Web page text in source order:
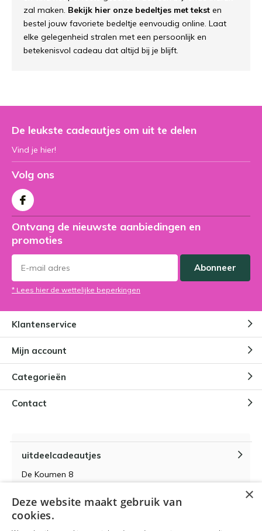
zal maken. Bekijk hier onze bedeltjes met tekst en
bestel jouw favoriete bedeltje eenvoudig online. Laat
elke gelegenheid stralen met een persoonlijk en
betekenisvol cadeau dat altijd bij je blijft.
De leukste cadeautjes om uit te delen
Vind je hier!
Volg ons
Ontvang de nieuwste aanbiedingen en
promoties
Abonneer
* Lees hier de wettelijke beperkingen
Klantenservice
Mijn account
Categorieën
Contact
uitdeelcadeautjes
De Koumen 8
KvK-nummer 14087571
BTW-nummer NL 815399145 B01
×
Deze website maakt gebruik van
cookies.